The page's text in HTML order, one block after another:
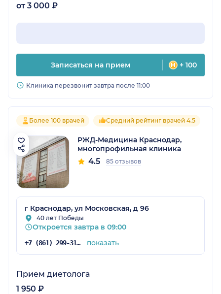
от 3 000 ₽
Записаться на прием + 100
Клиника перезвонит завтра после 11:00
Более 100 врачей Средний рейтинг врачей 4.5
РЖД-Медицина Краснодар,
многопрофильная клиника
4.5 85 отзывов
г Краснодар, ул Московская, д 96
40 лет Победы
Откроется завтра в 09:00
+7 (861) 299-31-75 показать
Прием диетолога
1 950 ₽